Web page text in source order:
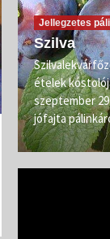
Jellegzetes
Szilva
ételek
szeptember
jófajta